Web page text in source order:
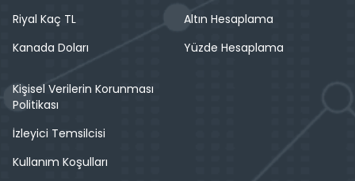
Riyal Kaç TL
Kanada Doları
Altın Hesaplama
Yüzde Hesaplama
Kişisel Verilerin Korunması
Politikası
İzleyici Temsilcisi
Kullanım Koşulları